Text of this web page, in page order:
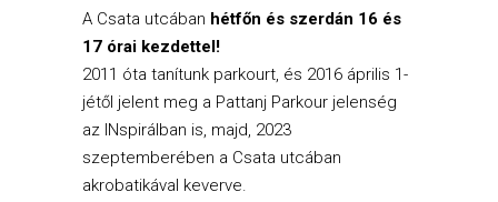
A Csata utcában hétfőn és szerdán 16 és
17 órai kezdettel!
2011 óta tanítunk parkourt, és 2016 április 1-
jétől jelent meg a Pattanj Parkour jelenség
az INspirálban is, majd, 2023
szeptemberében a Csata utcában
akrobatikával keverve.